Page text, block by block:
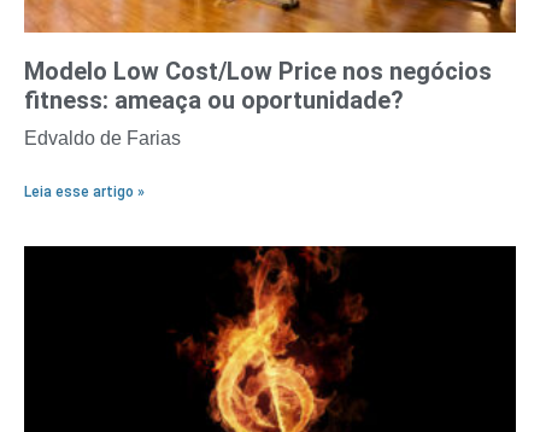
Modelo Low Cost/Low Price nos negócios
fitness: ameaça ou oportunidade?
Edvaldo de Farias
Leia esse artigo »